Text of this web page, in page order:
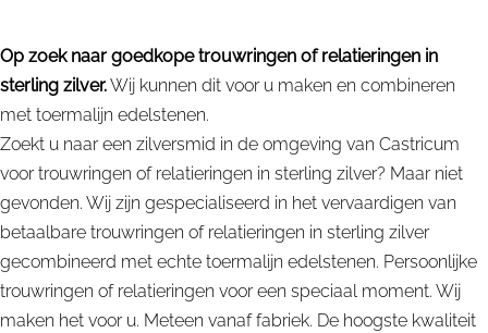
Op zoek naar goedkope trouwringen of relatieringen in
sterling zilver.Wij kunnen dit voor u maken en combineren
met toermalijn edelstenen.
Zoekt u naar een zilversmid in de omgeving van Castricum
voor trouwringen of relatieringen in sterling zilver? Maar niet
gevonden. Wij zijn gespecialiseerd in het vervaardigen van
betaalbare trouwringen of relatieringen in sterling zilver
gecombineerd met echte toermalijn edelstenen. Persoonlijke
trouwringen of relatieringen voor een speciaal moment. Wij
maken het voor u. Meteen vanaf fabriek. De hoogste kwaliteit